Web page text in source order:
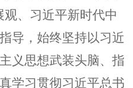
、习近平新时代中
导，始终坚持以习近
义思想武装头脑、指
学习贯彻习近平总书